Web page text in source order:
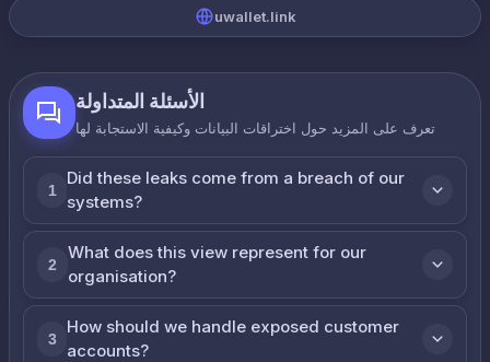
uwallet.link
الأسئلة المتداولة
تعرف على المزيد حول اختراقات البيانات وكيفية الاستجابة لها
1
Did these leaks come from a breach of our
systems?
2
What does this view represent for our
organisation?
3
How should we handle exposed customer
accounts?